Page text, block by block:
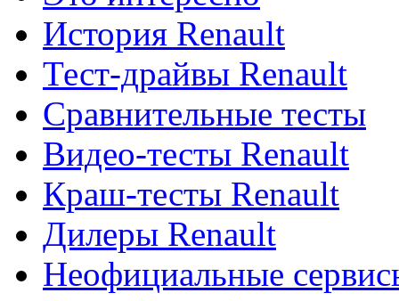
История Renault
Тест-драйвы Renault
Сравнительные тесты
Видео-тесты Renault
Краш-тесты Renault
Дилеры Renault
Неофициальные